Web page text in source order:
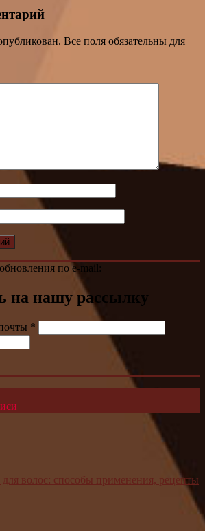
Все поля обязательны для
по e-mail:
на нашу рассылку
*
для волос: способы применения, рецепты